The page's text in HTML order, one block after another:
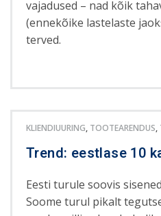
vajadused – nad kõik
(ennekõike lastelaste
terved.
KLIENDIUURING, TOOTEARENDUS,
Trend: eestlase 10
Eesti turule soovis
Soome turul pikalt